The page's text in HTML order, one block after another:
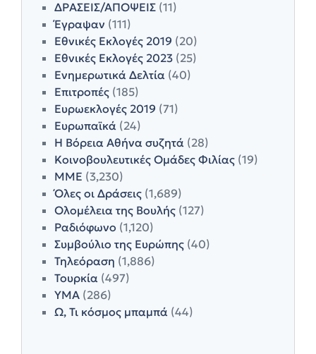
ΔΡΑΣΕΙΣ/ΑΠΟΨΕΙΣ (11)
Έγραψαν (111)
Εθνικές Εκλογές 2019 (20)
Εθνικές Εκλογές 2023 (25)
Ενημερωτικά Δελτία (40)
Επιτροπές (185)
Ευρωεκλογές 2019 (71)
Ευρωπαϊκά (24)
Η Βόρεια Αθήνα συζητά (28)
Κοινοβουλευτικές Ομάδες Φιλίας (19)
ΜΜΕ (3,230)
Όλες οι Δράσεις (1,689)
Ολομέλεια της Βουλής (127)
Ραδιόφωνο (1,120)
Συμβούλιο της Ευρώπης (40)
Τηλεόραση (1,886)
Τουρκία (497)
ΥΜΑ (286)
Ω, Τι κόσμος μπαμπά (44)